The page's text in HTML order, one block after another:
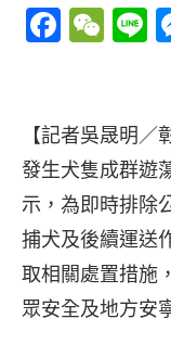
【記者吳晟明
發生犬隻成群遊
示，為即時排除
捕犬及後續運送
取相關處置措施
眾安全及地方安